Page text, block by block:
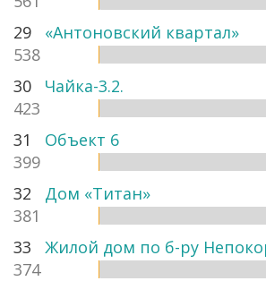
29
«Антоновский квартал»
538
30
Чайка-3.2.
423
31
Объект 6
399
32
Дом «Титан»
381
33
Жилой дом по б-ру
374